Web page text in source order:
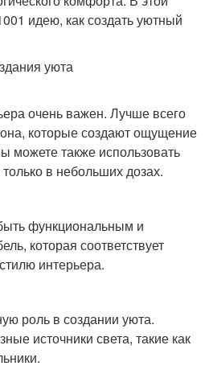
идею, как создать уютный
уюта
очень важен. Лучше всего
которые создают ощущение
можете также использовать
в небольших дозах.
функциональным и
которая соответствует
интерьера.
роль в создании уюта.
источники света, такие как